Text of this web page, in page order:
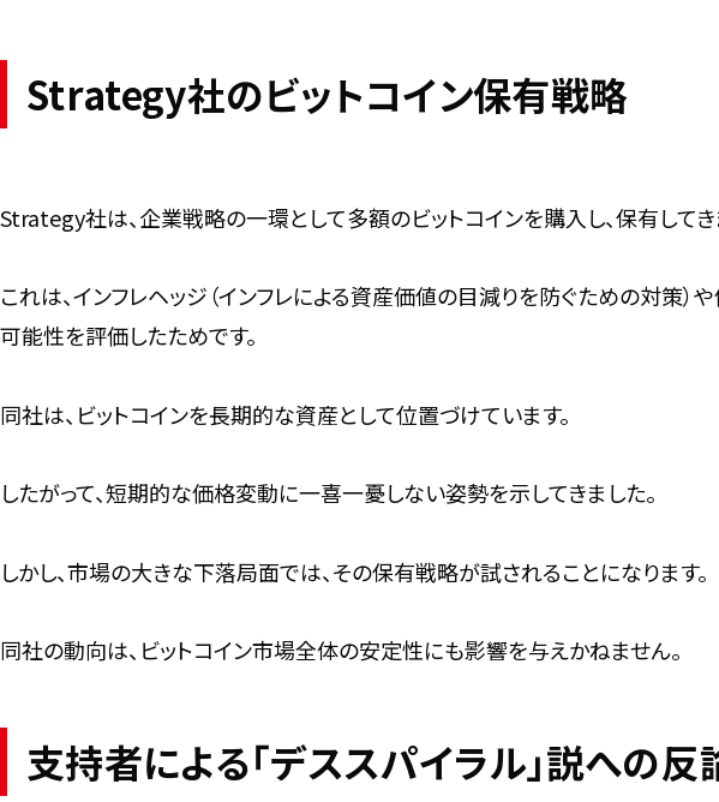
Strategy社のビットコイン保有戦略
Strategy社は、企業戦略の一環として多額のビットコインを購入し、保有してき
これは、インフレヘッジ（インフレによる資産価値の目減りを防ぐための対策）
可能性を評価したためです。
同社は、ビットコインを長期的な資産として位置づけています。
したがって、短期的な価格変動に一喜一憂しない姿勢を示してきました。
しかし、市場の大きな下落局面では、その保有戦略が試されることになります。
同社の動向は、ビットコイン市場全体の安定性にも影響を与えかねません。
支持者による「デススパイラル」説への反